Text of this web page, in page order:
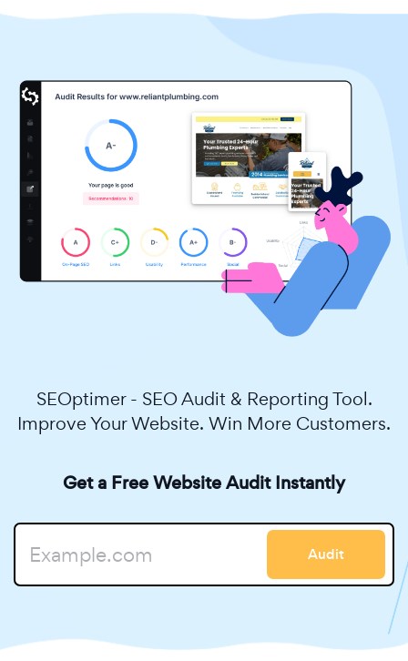
SEOptimer - SEO Audit & Reporting Tool.
Improve Your Website. Win More Customers.
Get a Free Website Audit Instantly
Audit